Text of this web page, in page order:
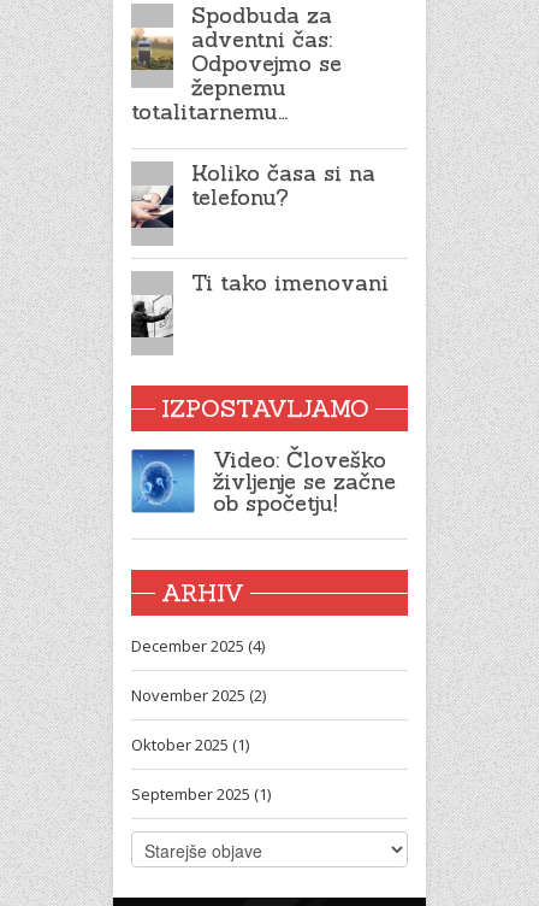
Spodbuda za
adventni čas:
Odpovejmo se
žepnemu
totalitarnemu…
Koliko časa si na
telefonu?
Ti tako imenovani
IZPOSTAVLJAMO
Video: Človeško
življenje se začne
ob spočetju!
ARHIV
December 2025 (4)
November 2025 (2)
Oktober 2025 (1)
September 2025 (1)